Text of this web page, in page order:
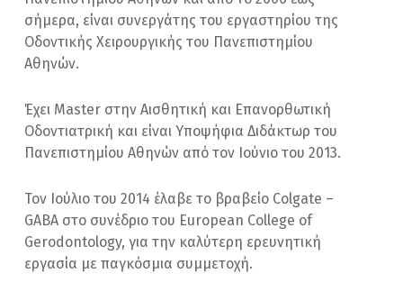
σήμερα, είναι συνεργάτης του εργαστηρίου της
Οδοντικής Χειρουργικής του Πανεπιστημίου
Αθηνών.
Έχει Master στην Αισθητική και Επανορθωτική
Οδοντιατρική και είναι Υποψήφια Διδάκτωρ του
Πανεπιστημίου Αθηνών από τον Ιούνιο του 2013.
Τον Ιούλιο του 2014 έλαβε το βραβείο Colgate –
GABA στο συνέδριο του European College of
Gerodontology, για την καλύτερη ερευνητική
εργασία με παγκόσμια συμμετοχή.